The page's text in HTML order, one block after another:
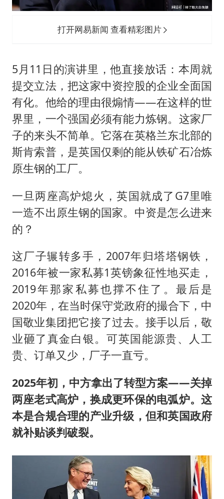
打开网易新闻 查看精彩图片
5月11日的演讲里，他直接放话：本周就
提交立法，把这家中资控股的企业全面国
有化。他给的理由很煽情——在这样的世
界里，一个强国必须有能力炼钢。这家厂
子的来头不简单。它落在英格兰东北部的
斯肯索普，是英国仅剩的能从铁矿石冶炼
原生钢的工厂。
一旦两座高炉熄火，英国就成了G7里唯
一造不出原生钢的国家。中资是怎么进来
的？
这厂子辗转多手，2007年归塔塔钢铁，
2016年被一家私募1英镑象征性地买走，
2019年那家私募也撑不住了。最后是
2020年，在当时保守党政府的撮合下，中
国敬业集团把它接了过去。接手以后，敬
业砸了真金白银。可英国能源贵、人工
贵、订单又少，厂子一直亏。
2025年初，中方拿出了转型方案——关掉
两座老式高炉，换成更环保的电弧炉。这
本是合规合理的产业升级，但和英国政府
就补贴谈判破裂。